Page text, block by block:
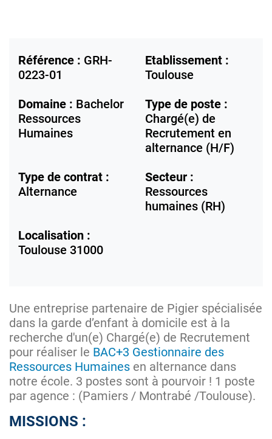
Référence : GRH-
0223-01
Etablissement :
Toulouse
Domaine : Bachelor
Ressources
Humaines
Type de poste :
Chargé(e) de
Recrutement en
alternance (H/F)
Type de contrat :
Alternance
Secteur :
Ressources
humaines (RH)
Localisation :
Toulouse 31000
Une entreprise partenaire de Pigier spécialisée
dans la garde d’enfant à domicile est à la
recherche d'un(e) Chargé(e) de Recrutement
pour réaliser le BAC+3 Gestionnaire des
Ressources Humaines en alternance dans
notre école. 3 postes sont à pourvoir ! 1 poste
par agence : (Pamiers / Montrabé /Toulouse).
MISSIONS :